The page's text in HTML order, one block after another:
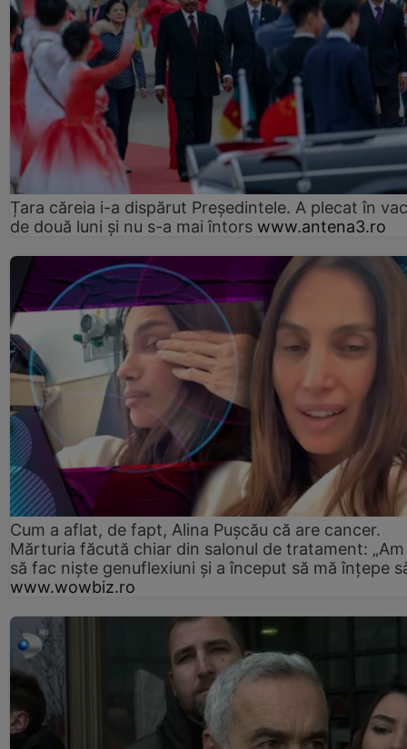
Țara căreia i-a dispărut Președintele. A plecat în
de două luni și nu s-a mai întors www.antena3.ro
Cum a aflat, de fapt, Alina Pușcău că are cancer.
Mărturia făcută chiar din salonul de tratament:
să fac niște genuflexiuni și a început să mă înțepe
www.wowbiz.ro